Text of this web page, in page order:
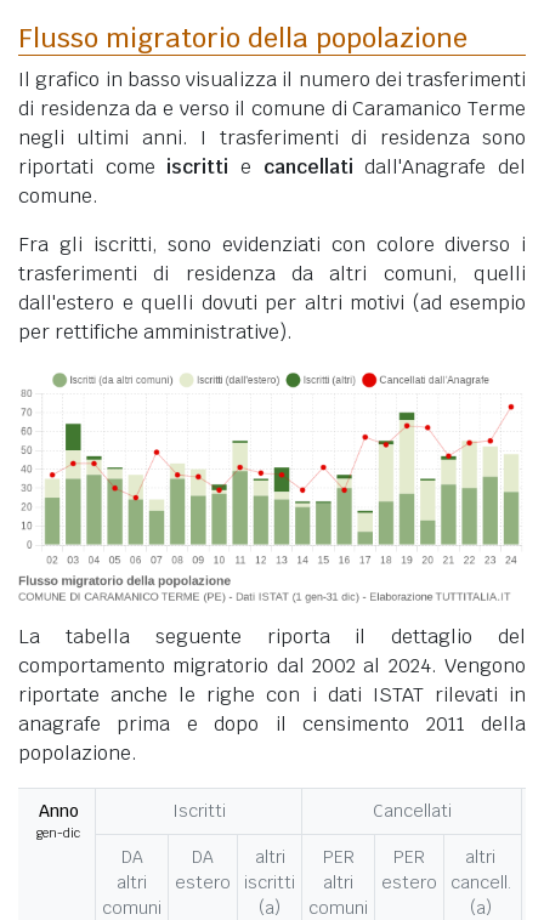
Flusso migratorio della popolazione
Il grafico in basso visualizza il numero dei trasferimenti
di residenza da e verso il comune di Caramanico Terme
negli ultimi anni. I trasferimenti di residenza sono
riportati come iscritti e cancellati dall'Anagrafe del
comune.
Fra gli iscritti, sono evidenziati con colore diverso i
trasferimenti di residenza da altri comuni, quelli
dall'estero e quelli dovuti per altri motivi (ad esempio
per rettifiche amministrative).
La tabella seguente riporta il dettaglio del
comportamento migratorio dal 2002 al 2024. Vengono
riportate anche le righe con i dati ISTAT rilevati in
anagrafe prima e dopo il censimento 2011 della
popolazione.
Anno
gen-dic
Iscritti
Cancellati
DA
altri
comuni
DA
estero
altri
iscritti
(a)
PER
altri
comuni
PER
estero
altri
cancell.
(a)